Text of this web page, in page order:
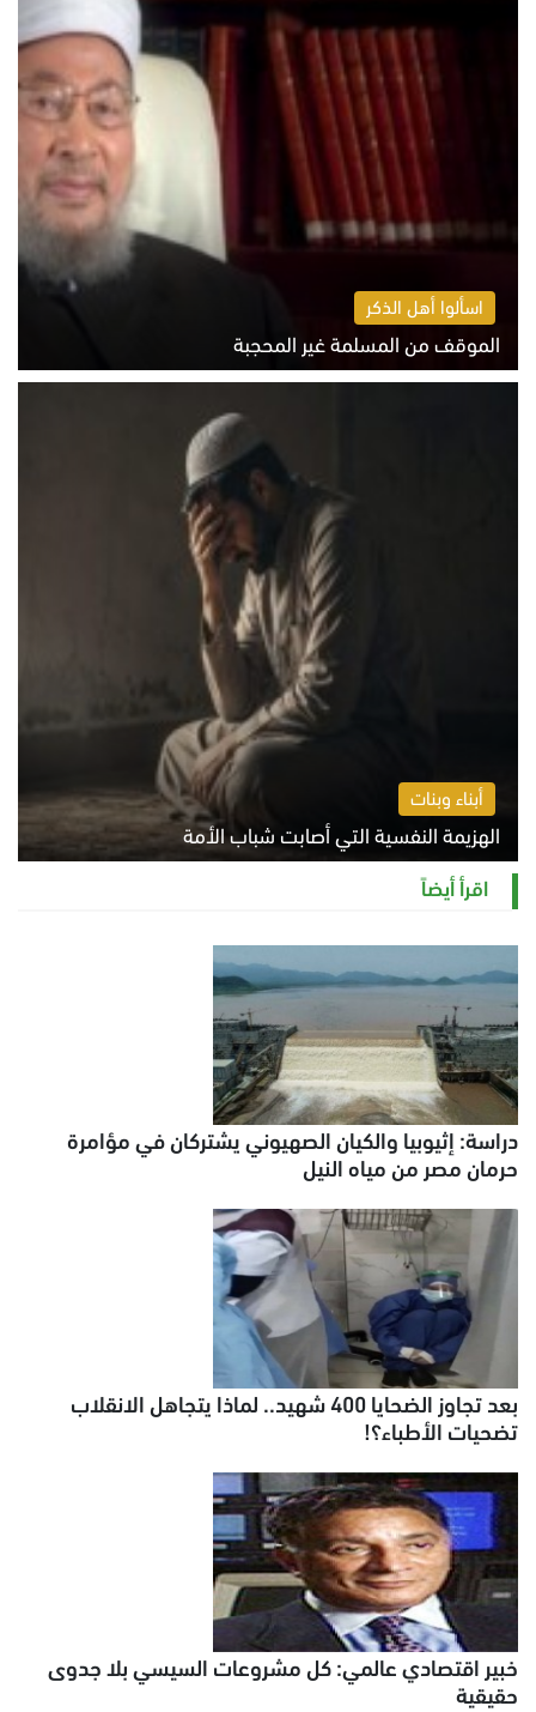
اسألوا أهل الذكر
الموقف من المسلمة غير المحجبة
الخميس 6 أغسطس 2026 10:45 ص
أبناء وبنات
الهزيمة النفسية التي أصابت شباب الأمة
الخميس 6 أغسطس 2026 11:12 ص
اقرأ أيضاً
دراسة: إثيوبيا والكيان الصهيوني يشتركان في مؤامرة
حرمان مصر من مياه النيل
بعد تجاوز الضحايا 400 شهيد.. لماذا يتجاهل الانقلاب
تضحيات الأطباء؟!
خبير اقتصادي عالمي: كل مشروعات السيسي بلا جدوى
حقيقية